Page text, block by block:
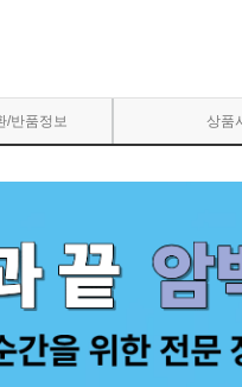
/반품정보 상품